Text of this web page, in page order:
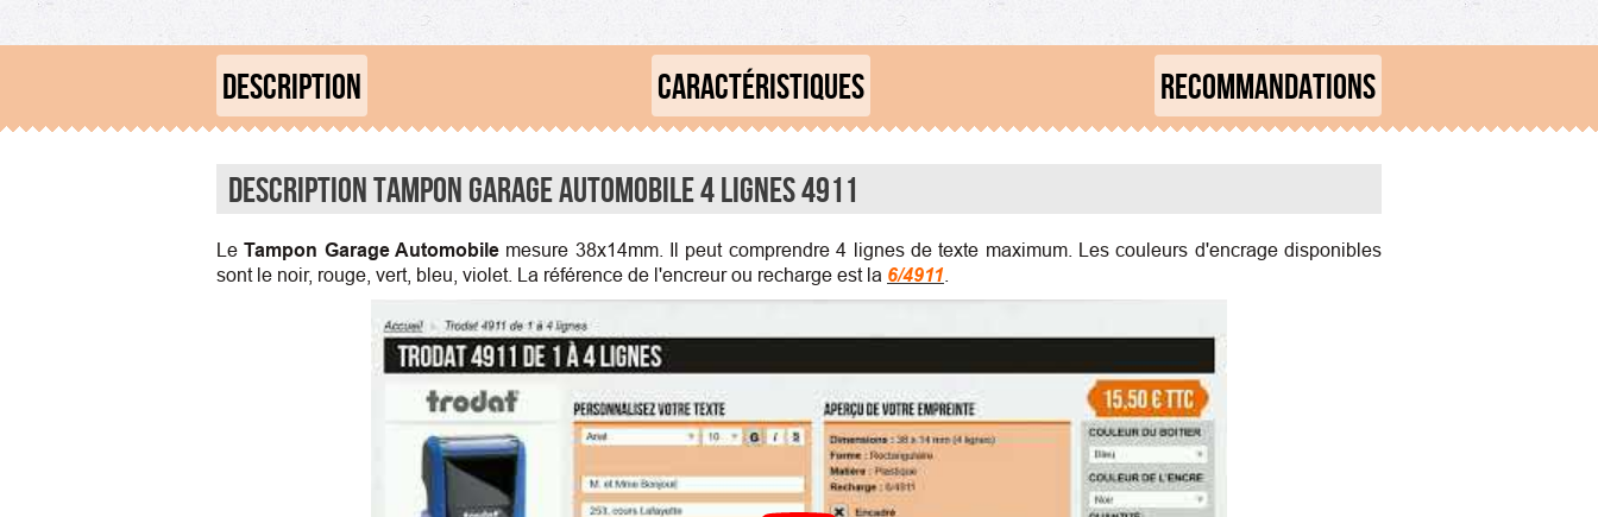
DESCRIPTION CARACTÉRISTIQUES RECOMMANDATIONS
Description Tampon Garage Automobile 4 Lignes 4911
LeTampon Garage Automobile mesure 38x14mm. Il peut comprendre 4 lignes de texte maximum. Les couleurs d'encrage disponibles
sont le noir, rouge, vert, bleu, violet. La référence de l'encreur ou recharge est la 6/4911